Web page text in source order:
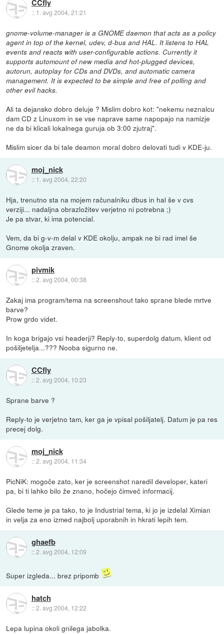
CCfly
:: 1. avg 2004, 21:21
gnome-volume-manager is a GNOME daemon that acts as a policy
agent in top of the kernel, udev, d-bus and HAL. It listens to HAL
events and reacts with user-configurable actions. Currently it
supports automount of new media and hot-plugged devices,
autorun, autoplay for CDs and DVDs, and automatic camera
management. It is expected to be simple and free of polling and
other evil hacks.
Ali ta dejansko dobro deluje ? Mislim dobro kot: "nekemu neznalcu
dam CD z Linuxom in se vse naprave same napopajo na namizje
ne da bi klicali lokalnega guruja ob 3:00 zjutraj".
Mislim sicer da bi tale deamon moral dobro delovati tudi v KDE-ju.
moj_nick
:: 1. avg 2004, 22:20
Hja, trenutno sta na mojem računalniku dbus in hal še v cvs
verziji... nadaljna obrazložitev verjetno ni potrebna ;)
Je pa stvar, ki ima potencial.
Vem, da bi g-v-m delal v KDE okolju, ampak ne bi rad imel še
Gnome okolja zraven.
pivmik
::2. avg 2004, 00:38
Zakaj ima program/tema na screenshout tako sprane blede mrtve
barve?
Prow grdo videt.
In koga brigajo vsi headerji? Reply-to, superdolg datum, klient od
pošiljetelja...??? Nooba sigurno ne.
CCfly
::2. avg 2004, 10:23
Sprane barve ?
Reply-to je verjetno tam, ker ga je vpisal pošiljatelj. Datum je pa res
precej dolg.
moj_nick
::2. avg 2004, 11:34
PicNiK: mogoče zato, ker je screenshot naredil developer, kateri
pa, bi ti lahko bilo že znano, hočejo čimveč informacij.
Glede teme je pa tako, to je Industrial tema, ki jo je izdelal Ximian
in velja za eno izmed najbolj uporabnih in hkrati lepih tem.
ghaefb
::2. avg 2004, 12:09
Super izgleda... brez pripomb
hatch
::2. avg 2004, 12:22
Lepa lupina okoli gnilega jabolka.